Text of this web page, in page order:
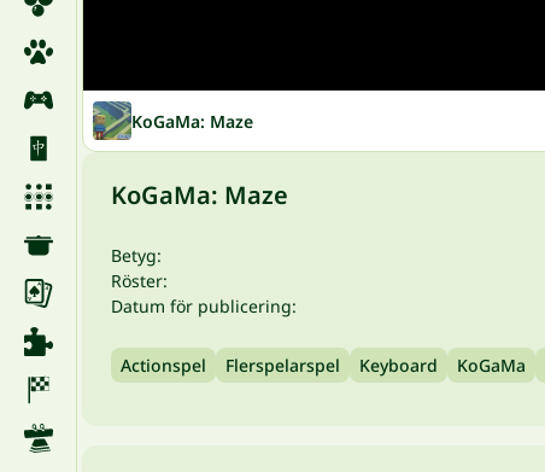
KoGaMa: Maze
KoGaMa: Maze
Betyg:
Röster:
Datum för publicering:
Actionspel Flerspelarspel Keyboard KoGaMa